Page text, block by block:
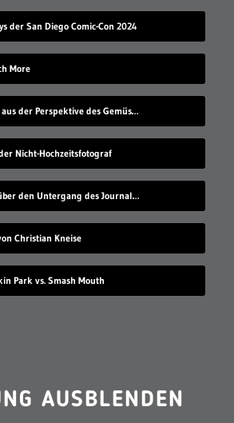
der San Diego Comic-Con 2024
More
Tiere füttern aus der Perspektive des Gemüses
Nicht-Hochzeitsfotograf
John Oliver über den Untergang des Journalismus
Christian Kneise
Park vs. Smash Mouth
AUSBLENDEN